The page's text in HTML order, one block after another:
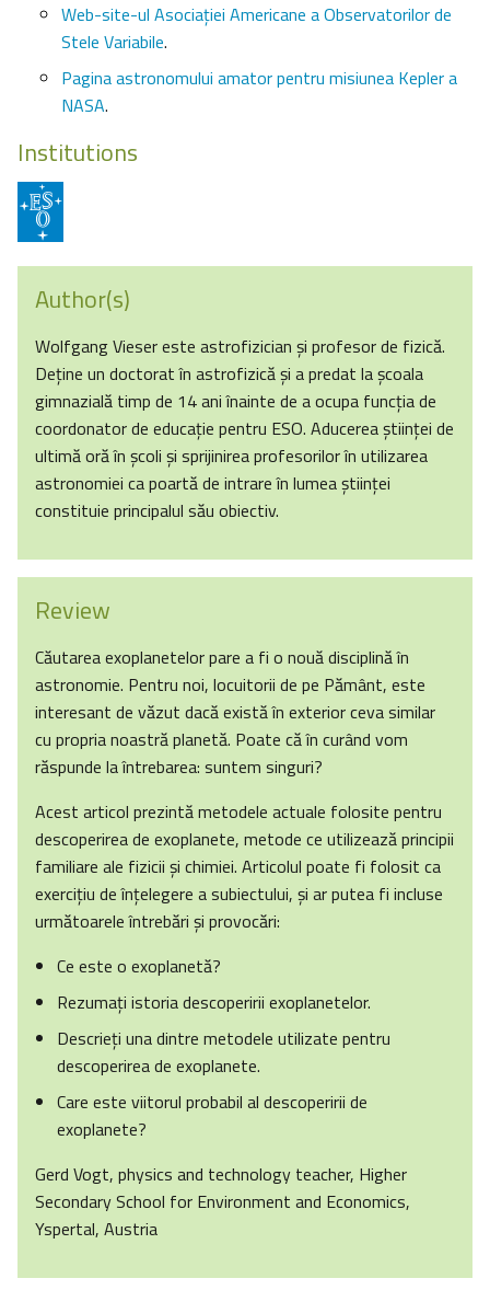
Web-site-ul Asociației Americane a Observatorilor de
Stele Variabile.
Pagina astronomului amator pentru misiunea Kepler a
NASA.
Institutions
Author(s)
Wolfgang Vieser este astrofizician și profesor de fizică.
Deține un doctorat în astrofizică și a predat la școala
gimnazială timp de 14 ani înainte de a ocupa funcția de
coordonator de educație pentru ESO. Aducerea științei de
ultimă oră în şcoli și sprijinirea profesorilor în utilizarea
astronomiei ca poartă de intrare în lumea științei
constituie principalul său obiectiv.
Review
Căutarea exoplanetelor pare a fi o nouă disciplină în
astronomie. Pentru noi, locuitorii de pe Pământ, este
interesant de văzut dacă există în exterior ceva similar
cu propria noastră planetă. Poate că în curând vom
răspunde la întrebarea: suntem singuri?
Acest articol prezintă metodele actuale folosite pentru
descoperirea de exoplanete, metode ce utilizează principii
familiare ale fizicii și chimiei. Articolul poate fi folosit ca
exercițiu de înțelegere a subiectului, și ar putea fi incluse
următoarele întrebări și provocări:
Ce este o exoplanetă?
Rezumaţi istoria descoperirii exoplanetelor.
Descrieţi una dintre metodele utilizate pentru
descoperirea de exoplanete.
Care este viitorul probabil al descoperirii de
exoplanete?
Gerd Vogt, physics and technology teacher, Higher
Secondary School for Environment and Economics,
Yspertal, Austria